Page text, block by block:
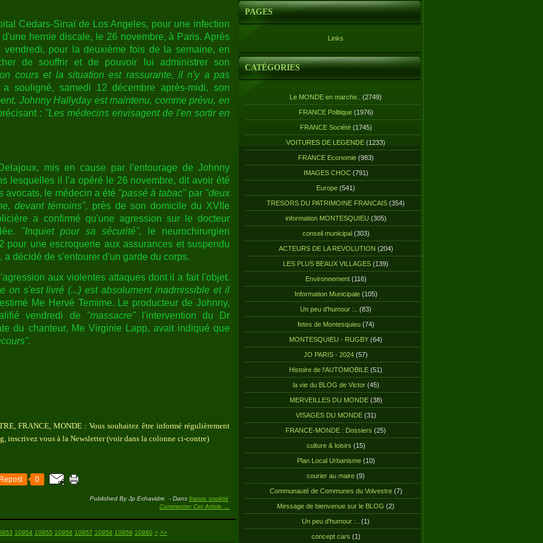
Cedars-Sinaï de Los Angeles, pour une infection
hernie discale, le 26 novembre, à Paris. Après
pour la deuxième fois de la semaine, en
de souffrir et de pouvoir lui administrer son
cours et la situation est rassurante, il n'y a pas
souligné, samedi 12 décembre après-midi, son
Johnny Hallyday est maintenu, comme prévu, en
: "Les médecins envisagent de l'en sortir en
mis en cause par l'entourage de Johnny
lesquelles il l'a opéré le 26 novembre, dit avoir été
avocats, le médecin a été "passé à tabac"par "deux
devant témoins", près de son domicile du XVIIe
a confirmé qu'une agression sur le docteur
"Inquiet pour sa sécurité", le neurochirurgien
pour une escroquerie aux assurances et suspendu
décidé de s'entourer d'un garde du corps.
aux violentes attaques dont il a fait l'objet.
on s'est livré (...) est absolument inadmissible et il
Me Hervé Temime. Le producteur de Johnny,
vendredi de "massacre"l'intervention du Dr
du chanteur, Me Virginie Lapp, avait indiqué que
FRANCE, MONDE : Vous souhaitez être informé régulièrement
inscrivez vous à la Newsletter (voir dans la colonne ci-contre)
0
Published By Jp Echavidre - Dans france société
Commenter Cet Article
10954 10955 10956 10957 10958 10959 10960 10970
10980
10990
11000
11100
11200
11300
11400
11500
11600
11700
11800
11900
12000
12100
12200
12300
> >>
PAGES
Links
CATÉGORIES
Le MONDE en marche.. (2749)
FRANCE Politique(1976)
FRANCE Société(1745)
VOITURES DE LEGENDE (1233)
FRANCE Economie(983)
IMAGES CHOC(791)
Europe (541)
TRESORS DU PATRIMOINE FRANCAIS (354)
information MONTESQUIEU (305)
conseil municipal(303)
ACTEURS DE LA REVOLUTION (204)
LES PLUS BEAUX VILLAGES (139)
Environnement(116)
Information Municipale(105)
Un peu d'humour :.. (83)
fetes de Montesquieu(74)
MONTESQUIEU - RUGBY (64)
JO PARIS - 2024 (57)
Histoire de l'AUTOMOBILE (51)
la vie du BLOG de Victor(45)
MERVEILLES DU MONDE(38)
VISAGES DU MONDE(31)
FRANCE-MONDE : Dossiers (25)
culture & loisirs (15)
Plan Local Urbanisme(10)
courier au maire (9)
Communauté de Communes du Volvestre(7)
Message de bienvenue sur le BLOG (2)
Un peu d'humour :.. (1)
concept cars (1)